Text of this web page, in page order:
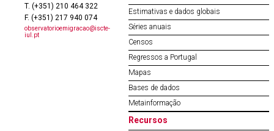
T. (+351) 210 464 322
F. (+351) 217 940 074
observatorioemigracao@iscte-
iul.pt
Estimativas e dados globais
Séries anuais
Censos
Regressos a Portugal
Mapas
Bases de dados
Metainformação
Recursos